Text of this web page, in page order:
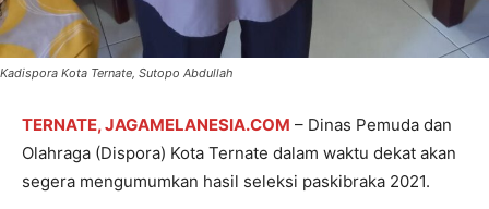
Kadispora Kota Ternate, Sutopo Abdullah
TERNATE, JAGAMELANESIA.COM – Dinas Pemuda dan
Olahraga (Dispora) Kota Ternate dalam waktu dekat akan
segera mengumumkan hasil seleksi paskibraka 2021.